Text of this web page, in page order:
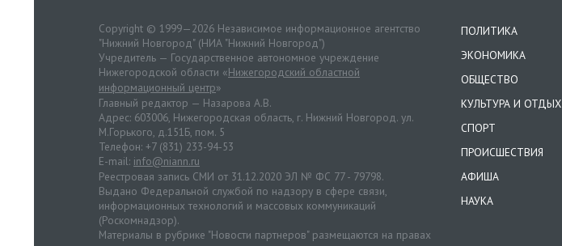
Copyright © 1999—2026 Независимое информационное агентство
"Нижний Новгород" (НИА "Нижний Новгород")
Учредитель — Государственное автономное учреждение
Нижегородской области «Нижегородский областной
информационный центр»
Главный редактор — Назарова А.В.
Адрес: 603006, Нижегородская область, г. Нижний Новгород. ул.
М.Горького, д.151Б, пом. 5
Телефон: +7 (831) 233-94-53
E-mail: info@niann.ru
Реестровая запись СМИ от 31.12.2020 ЭЛ № ФС 77 - 79798.
Выдано Федеральной службой по надзору в сфере связи,
информационных технологий и массовых коммуникаций
(Роскомнадзор).
Материалы в рубрике "Новости партнеров" размещаются на правах
ПОЛИТИКА
ЭКОНОМИКА
ОБЩЕСТВО
КУЛЬТУРА И ОТДЫХ
СПОРТ
ПРОИСШЕСТВИЯ
АФИША
НАУКА